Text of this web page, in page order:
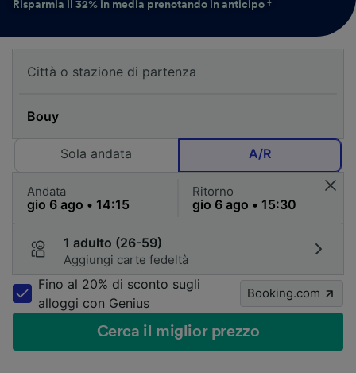
Risparmia il 32% in media prenotando in anticipo †
Sola andata A/R
Andata Ritorno
1 adulto (26-59)
Aggiungi carte fedeltà
Fino al 20% di sconto sugli
alloggi con Genius
Booking.com
Cerca il miglior prezzo